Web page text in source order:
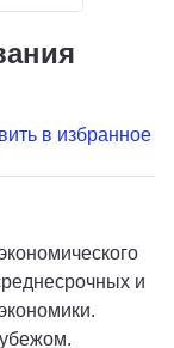
в избранное
и